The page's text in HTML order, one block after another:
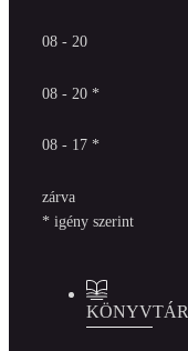
08 - 20
08 - 20 *
08 - 17 *
zárva
* igény szerint
KÖNYVTÁR